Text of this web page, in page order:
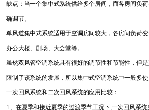
缺点：当一个集中式系统供给多个房间，而各房间负
确调节。
单风道集中式系统适用于空调房间较大，各房间负荷
办公大楼、剧场、大会堂等。
虽然双风管空调系统具有很好的调节性和节能性，但是
限制了该系统的发展，所以集中式空调系统中一般多使
一次回风系统和二次回风系统的应用比较：
1、在夏季和接近夏季的过渡季节工况下,一次回风系